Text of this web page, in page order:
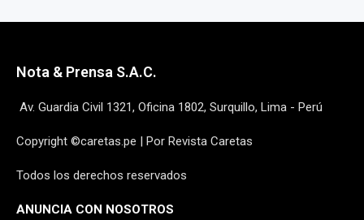
Nota & Prensa S.A.C.
Av. Guardia Civil 1321, Oficina 1802, Surquillo, Lima - Perú
Copyright ©caretas.pe | Por Revista Caretas
Todos los derechos reservados
ANUNCIA CON NOSOTROS